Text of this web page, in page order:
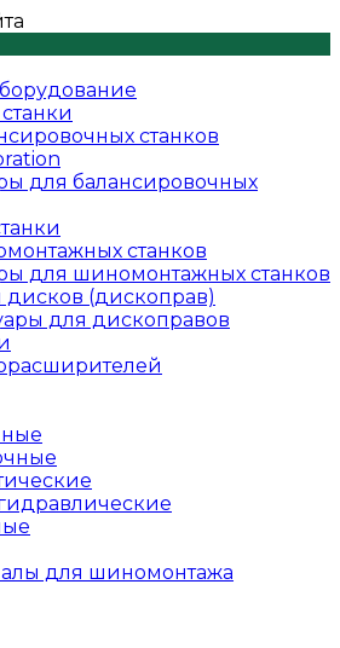
станков
для балансировочных
станков
для шиномонтажных станков
дисков (дископрав)
для дископравов
для шиномонтажа